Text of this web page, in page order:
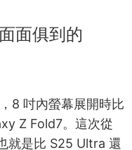
面俱到的
8 吋內螢幕展開時比
Z Fold7。這次從
就是比 S25 Ultra 還